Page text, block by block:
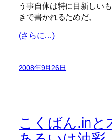
う事自体は特に目新しい
きで書かれるためだ。
(さらに…)
2008年9月26日
こくばん.inと